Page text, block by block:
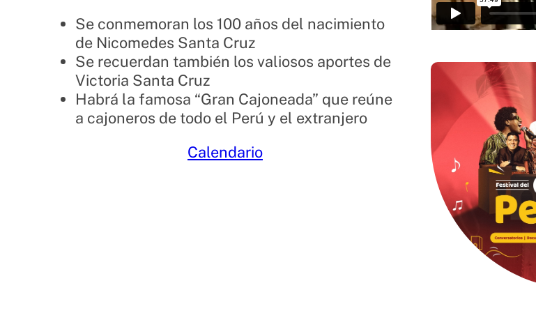
Se conmemoran los 100 años del nacimiento
de Nicomedes Santa Cruz
Se recuerdan también los valiosos aportes de
Victoria Santa Cruz
Habrá la famosa “Gran Cajoneada” que reúne
a cajoneros de todo el Perú y el extranjero
Calendario